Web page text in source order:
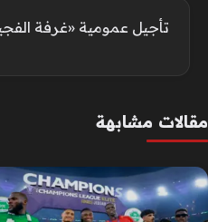
تأجيل عمومية «غرفة الفجيرة» إلى 12
مقالات مشابهة